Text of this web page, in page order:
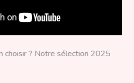
choisir ? Notre sélection 2025